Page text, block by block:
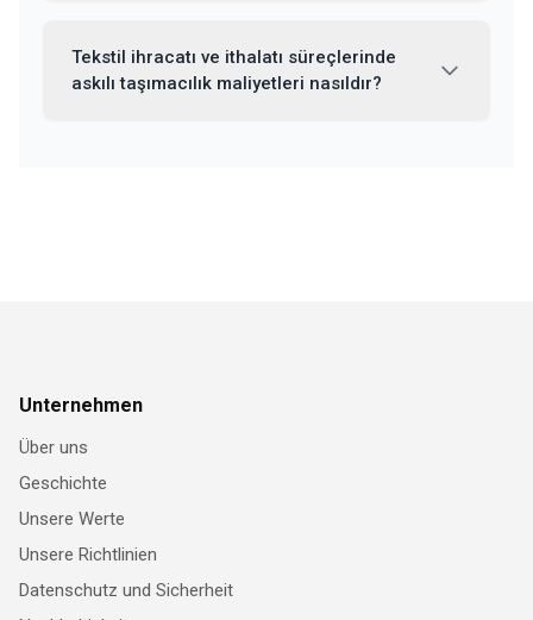
Tekstil ihracatı ve ithalatı süreçlerinde
askılı taşımacılık maliyetleri nasıldır?
Unternehmen
Über uns
Geschichte
Unsere Werte
Unsere Richtlinien
Datenschutz und Sicherheit